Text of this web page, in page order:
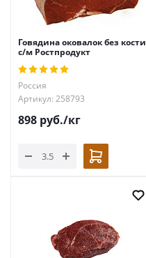
Говядина оковалок без кости
с/м Ростпродукт
Россия
Артикул: 258793
898 руб./кг